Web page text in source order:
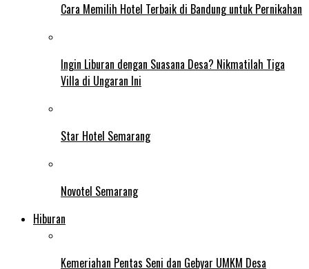
Cara Memilih Hotel Terbaik di Bandung untuk Pernikahan
Ingin Liburan dengan Suasana Desa? Nikmatilah Tiga
Villa di Ungaran Ini
Star Hotel Semarang
Novotel Semarang
Hiburan
Kemeriahan Pentas Seni dan Gebyar UMKM Desa